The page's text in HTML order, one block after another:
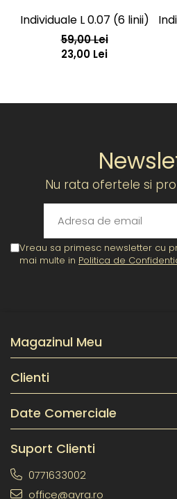
Individuale L 0.07 (6 linii)
59,00 Lei
23,00 Lei
Nu rata ofertele si
Vreau sa primesc newsletter cu
mai multe in Politica de
Magazinul Meu
Clienti
Date Comerciale
Suport Clienti
0771633002
office@ayra.ro